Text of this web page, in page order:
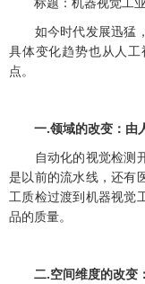
如今时代发展迅猛，
具体变化趋势也从人
点。
一.领域的改变：由
自动化的视觉检测开
是以前的流水线，还有
工质检过渡到机器视觉
品的质量。
二.空间维度的改变